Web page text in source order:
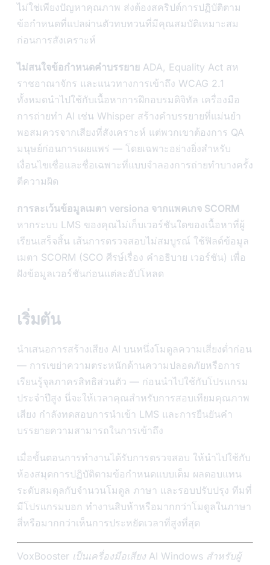
ไม่ใช่เพียงปัญหาคุณภาพ ส่งต้องสคริปต์การปฏิบัติตาม
ข้อกำหนดที่แปลผ่านตัวทบทวนที่มีคุณสมบัติเหมาะสม
ก่อนการสังเคราะห์
ไม่สนใจข้อกำหนดคำบรรยาย ADA, Equality Act สห
ราชอาณาจักร และแนวทางการเข้าถึง WCAG 2.1
ทั้งหมดนำไปใช้กับเนื้อหาการฝึกอบรมดิจิทัล เครื่องมือ
การถ่ายทำ AI เช่น Whisper สร้างคำบรรยายที่แม่นยำ
พอสมควรจากเสียงที่สังเคราะห์ แต่พวกเขาต้องการ QA
มนุษย์ก่อนการเผยแพร่ — โดยเฉพาะอย่างยิ่งสำหรับ
เงื่อนไขเชื่อและชื่อเฉพาะที่แบบจำลองการถ่ายทำบางครั้ง
ตีความผิด
การละเว้นข้อมูลเมตา versiona จากแพคเกจ SCORM
หากระบบ LMS ของคุณไม่เก็บเวอร์ชันใดของเนื้อหาที่ผู้
เรียนเสร็จสิ้น เส้นการตรวจสอบไม่สมบูรณ์ ใช้ฟิลด์ข้อมูล
เมตา SCORM (SCO ศีรษ์เรื่อง คำอธิบาย เวอร์ชัน) เพื่อ
ฝังข้อมูลเวอร์ชันก่อนแต่ละอัปโหลด
เริ่มตัน
นำเสนอการสร้างเสียง AI บนหนึ่งโมดูลความเสี่ยงต่ำก่อน
— การเขย่าความตระหนักด้านความปลอดภัยหรือการ
เรียนรู้จุลภาครสิทธิส่วนตัว — ก่อนนำไปใช้กับโปรแกรม
ประจำปีสูง นี่จะให้เวลาคุณสำหรับการสอบเทียมคุณภาพ
เสียง กำลังทดสอบการนำเข้า LMS และการยืนยันคำ
บรรยายความสามารถในการเข้าถึง
เมื่อขั้นตอนการทำงานได้รับการตรวจสอบ ให้นำไปใช้กับ
ห้องสมุดการปฏิบัติตามข้อกำหนดแบบเต็ม ผลตอบแทน
ระดับสมดุลกับจำนวนโมดูล ภาษา และรอบปรับปรุง ทีมที่
มีโปรแกรมบอก ทำงานสิบห้าหรือมากกว่าโมดูลในภาษา
สี่หรือมากกว่าเห็นการประหยัดเวลาที่สูงที่สุด
VoxBooster เป็นเครื่องมือเสียง AI Windows สำหรับผู้